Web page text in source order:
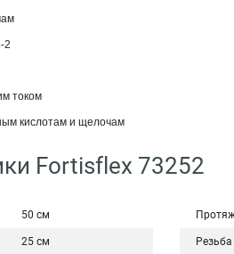
2
током
кислотам и щелочам
Fortisflex 73252
50 см
25 см Резьба